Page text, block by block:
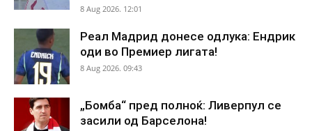
8 Aug 2026. 12:01
Реал Мадрид донесе одлука: Ендрик
оди во Премиер лигата!
8 Aug 2026. 09:43
„Бомба“ пред полноќ: Ливерпул се
засили од Барселона!